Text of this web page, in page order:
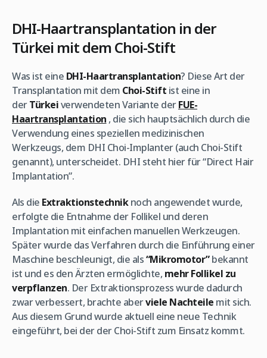
DHI-Haartransplantation in der
Türkei mit dem Choi-Stift
Was ist eine DHI-Haartransplantation? Diese Art der
Transplantation mit dem Choi-Stift ist eine in
derTürkeiverwendeten Variante derFUE-
Haartransplantation , die sich hauptsächlich durch die
Verwendung eines speziellen medizinischen
Werkzeugs, dem DHI Choi-Implanter (auch Choi-Stift
genannt), unterscheidet. DHI steht hier für “Direct Hair
Implantation”.
Als die Extraktionstechniknoch angewendet wurde,
erfolgte die Entnahme der Follikel und deren
Implantation mit einfachen manuellen Werkzeugen.
Später wurde das Verfahren durch die Einführung einer
Maschine beschleunigt, die als“Mikromotor”bekannt
ist und es den Ärzten ermöglichte, mehr Follikel zu
verpflanzen. Der Extraktionsprozess wurde dadurch
zwar verbessert, brachte aberviele Nachteile mit sich.
Aus diesem Grund wurde aktuell eine neue Technik
eingeführt, bei der der Choi-Stift zum Einsatz kommt.